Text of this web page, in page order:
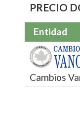
PRECIO
Entidad
Cambios